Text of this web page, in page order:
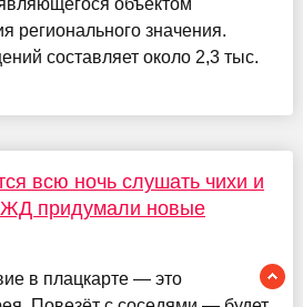
объектом
регионального значения.
составляет около 2,3 тыс.
всю ночь слушать чихи и
придумали новые
в плацкарте — это